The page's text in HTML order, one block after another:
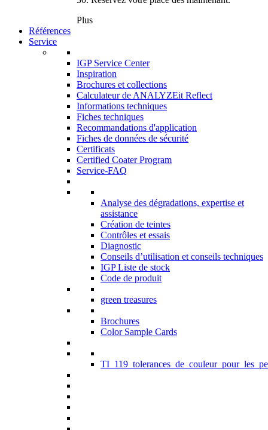
Plus
Références
Service
IGP Service Center
Inspiration
Brochures et collections
Calculateur de ANALYZEit Reflect
Informations techniques
Fiches techniques
Recommandations d'application
Fiches de données de sécurité
Certificats
Certified Coater Program
Service-FAQ
Analyse des dégradations, expertise et
assistance
Création de teintes
Contrôles et essais
Diagnostic
Conseils d’utilisation et conseils techniques
IGP Liste de stock
Code de produit
green treasures
Brochures
Color Sample Cards